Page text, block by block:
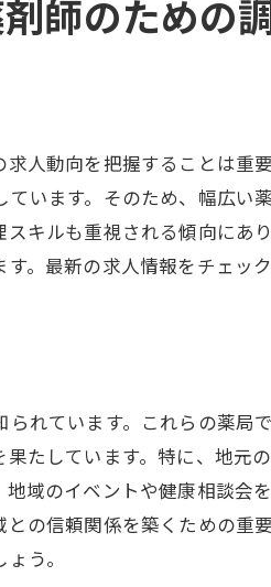
辺での理想の働き方
のメリット
を実現する求人探し
環境のポイント
キャリアパス
辺の職場環境
でスキルを磨く長後駅の魅
携実例
修とその効果
テクニック
つける方法
関わり
たらすキャリアの新展開
師のための
人動向を把握することは重
います。そのため、幅広い
キルも重視される傾向にあ
。最新の求人情報をチェッ
れています。これらの薬局
たしています。特に、地元
域のイベントや健康相談会
の信頼関係を築くための重
う。